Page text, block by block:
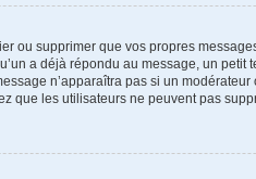
ou supprimer que vos propres
a déjà répondu au message, un petit
n’apparaîtra pas si un
que les utilisateurs ne peuvent pas